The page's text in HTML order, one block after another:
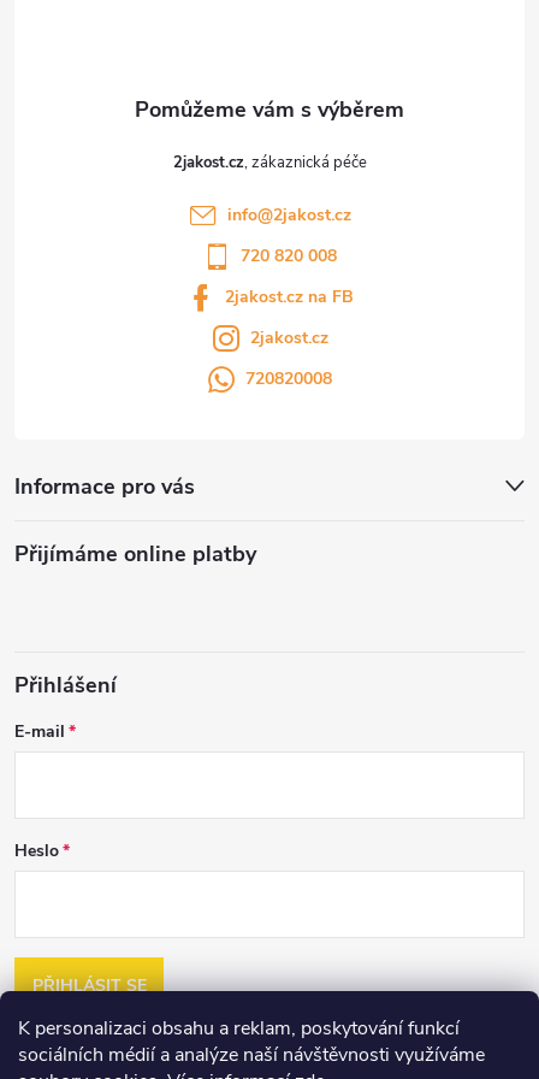
K personalizaci obsahu a reklam, poskytování funkcí
sociálních médií a analýze naší návštěvnosti využíváme
2jakost.cz
info@2jakost.cz
720 820 008
2jakost.cz na FB
2jakost.cz
720820008
Informace pro vás
Přijímáme online platby
Přihlášení
E-mail
Heslo
PŘIHLÁSIT SE
Nová registrace